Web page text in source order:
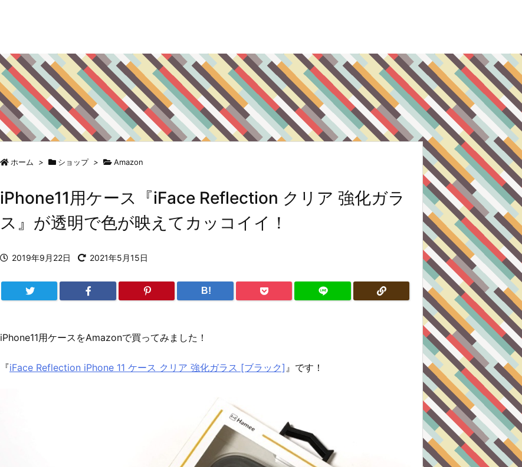
ホーム > ショップ > Amazon
iPhone11用ケース『iFace Reflection クリア 強化ガラ
ス』が透明で色が映えてカッコイイ！
2019年9月22日 2021年5月15日
B!
iPhone11用ケースをAmazonで買ってみました！
『iFace Reflection iPhone 11 ケース クリア 強化ガラス [ブラック] 』です！